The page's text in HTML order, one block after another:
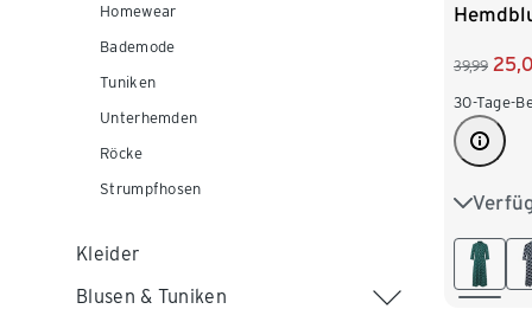
Homewear
Bademode
Tuniken
Unterhemden
Röcke
Strumpfhosen
Kleider
Blusen & Tuniken
39,99
30-Tage-
36
44